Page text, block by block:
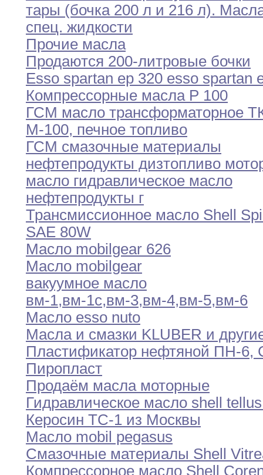
тары (бочка 200 л и 216 л).
спец. жидкости
Прочие масла
Продаются 200-литровые бочки
Esso spartan ep 320 esso spartan
Компрессорные масла P 100
ГСМ масло трансформаторное
М-100, печное топливо
ГСМ смазочные материалы
нефтепродукты дизтопливо
масло гидравлическое масло
нефтепродукты г
Трансмиссионное масло Shell
SAE 80W
Масло mobilgear 626
Масло mobilgear
вакуумное масло
вм-1,вм-1с,вм-3,вм-4,вм-5,вм-6
Масло esso nuto
Масла и смазки KLUBER и
Пластификатор нефтяной ПН-6,
Пиропласт
Продаём масла моторные
Гидравлическое масло shell
Керосин ТС-1 из Москвы
Масло mobil pegasus
Смазочные материалы Shell
Компрессорное масло Shell